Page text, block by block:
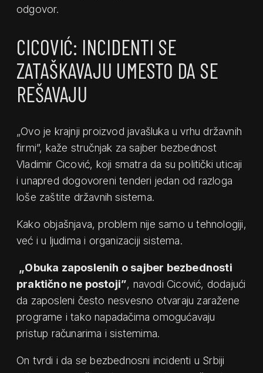
odgovor.
CICOVIĆ: INCIDENTI SE
ZATAŠKAVAJU UMESTO DA SE
REŠAVAJU
„Ovo je krajnji proizvod javašluka u vrhu državnih
firmi”, kaže stručnjak za sajber bezbednost
Vladimir Cicović, koji smatra da su politički uticaji
i unapred dogovoreni tenderi jedan od razloga
loše zaštite državnih sistema.
Kako objašnjava, problem nije samo u tehnologiji,
već i u ljudima i organizaciji sistema.
„Obuka zaposlenih o sajber bezbednosti
praktično ne postoji”, navodi Cicović, dodajući
da zaposleni često nesvesno otvaraju zaražene
programe i tako napadačima omogućavaju
pristup računarima i sistemima.
On tvrdi i da se bezbednosni incidenti u Srbiji